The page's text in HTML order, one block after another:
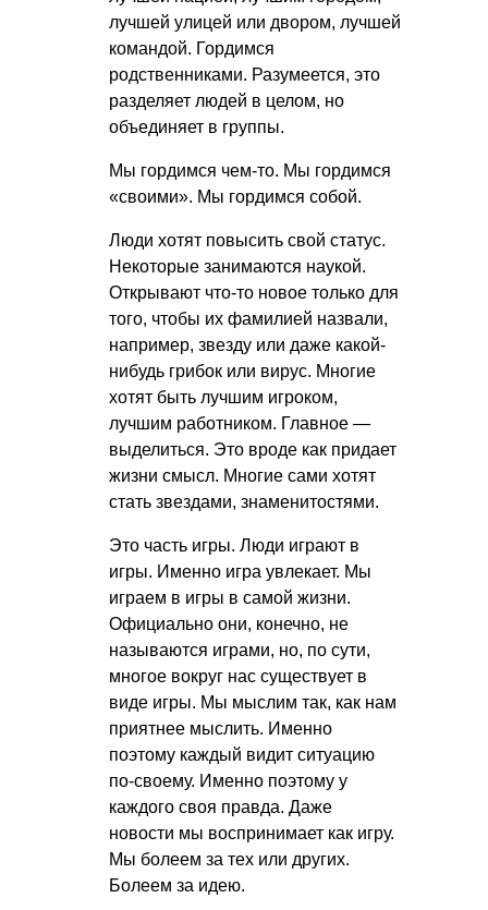
лучшей улицей или двором, лучшей
командой. Гордимся
родственниками. Разумеется, это
разделяет людей в целом, но
объединяет в группы.
Мы гордимся чем-то. Мы гордимся
«своими». Мы гордимся собой.
Люди хотят повысить свой статус.
Некоторые занимаются наукой.
Открывают что-то новое только для
того, чтобы их фамилией назвали,
например, звезду или даже какой-
нибудь грибок или вирус. Многие
хотят быть лучшим игроком,
лучшим работником. Главное —
выделиться. Это вроде как придает
жизни смысл. Многие сами хотят
стать звездами, знаменитостями.
Это часть игры. Люди играют в
игры. Именно игра увлекает. Мы
играем в игры в самой жизни.
Официально они, конечно, не
называются играми, но, по сути,
многое вокруг нас существует в
виде игры. Мы мыслим так, как нам
приятнее мыслить. Именно
поэтому каждый видит ситуацию
по-своему. Именно поэтому у
каждого своя правда. Даже
новости мы воспринимает как игру.
Мы болеем за тех или других.
Болеем за идею.